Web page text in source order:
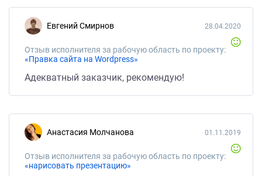
Евгений Смирнов
Отзыв исполнителя за рабочую область по проекту:
«Правка сайта на Wordpress»
28.04.2020
Адекватный заказчик, рекомендую!
Анастасия Молчанова
Отзыв исполнителя за рабочую область по проекту:
«нарисовать презентацию»
01.11.2019